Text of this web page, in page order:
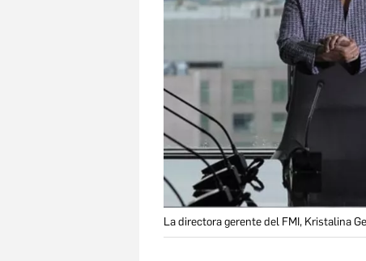
La directora gerente del FMI, Kristalina